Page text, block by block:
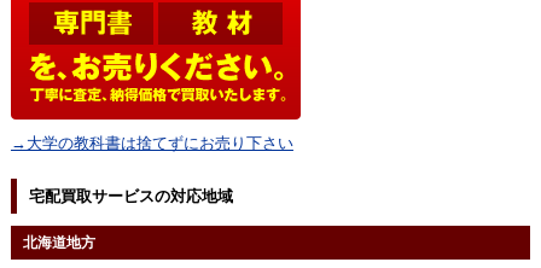
→大学の教科書は捨てずにお売り下さい
宅配買取サービスの対応地域
北海道地方